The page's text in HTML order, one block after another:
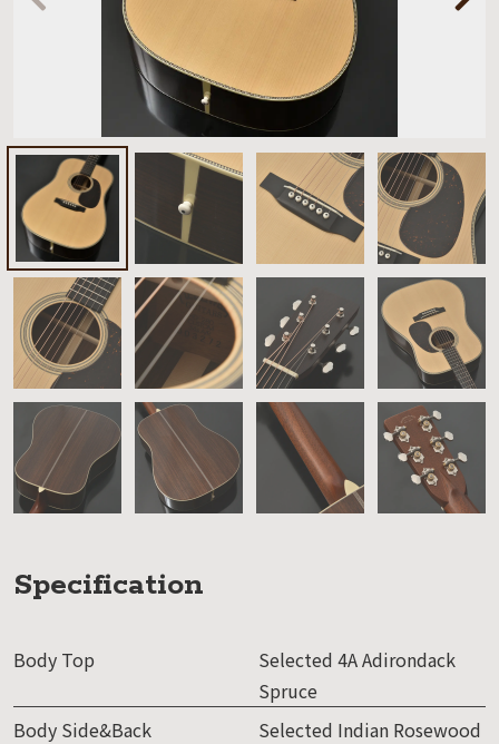
Specification
Body Top
Selected 4A Adirondack
Spruce
Body Side&Back
Selected Indian Rosewood